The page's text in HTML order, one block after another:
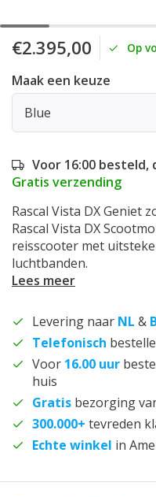
€2.395,00 Op
Maak een keuze
Blue
Voor 16:00 besteld,
Gratis verzending
Rascal Vista DX Geniet
Rascal Vista DX
reisscooter met
luchtbanden.
Lees meer
Levering naar NL &
Telefonisch
Voor 16.00 uur
huis
Gratis bezorging
300.000+ tevreden
Echte winkel in